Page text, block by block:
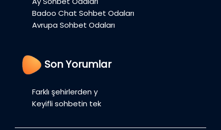
Badoo Chat Sohbet Odaları
Avrupa Sohbet Odaları
Son Yorumlar
Farklı şehirlerden y
Keyifli sohbetin tek